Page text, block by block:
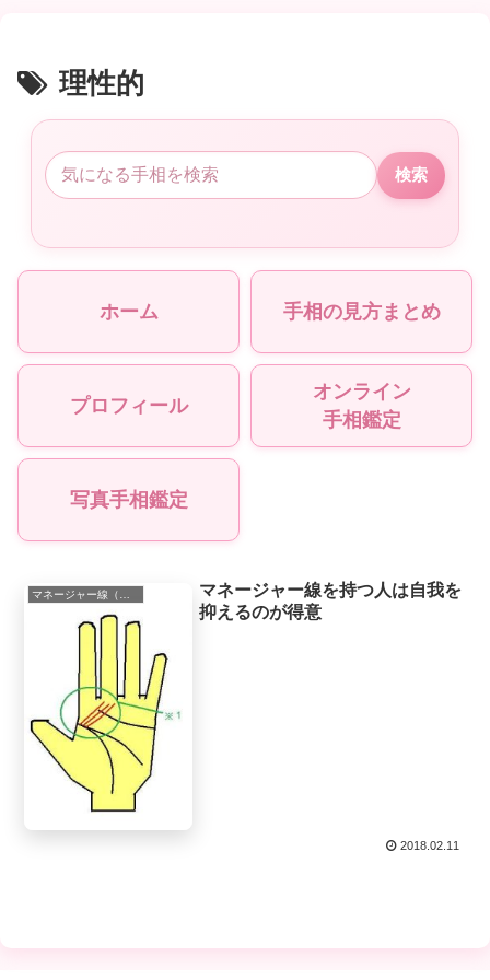
理性的
検索
ホーム 手相の見方まとめ
プロフィール
オンライン
手相鑑定
写真手相鑑定
マネージャー線（マネジメント線）
マネージャー線を持つ人は自我を
抑えるのが得意
2018.02.11